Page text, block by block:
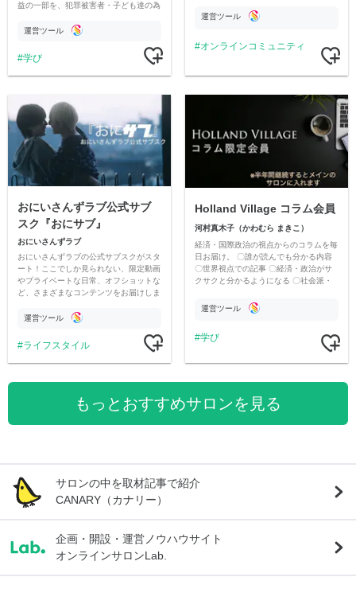
益の一部を、犯罪被害者・子ども達の為
す運営ツール
学び
運営ツール
オンラインコミュニティ
おにいさんずラブ公式サブ
スク『おにサブ』
おにいさんずラブ
おにいさんずラブの公式サブスクがスタ
ート！ここでしか見られない、限定動画
やプライベートな日常、オフショットな
ど、さまざまなコンテンツをお届けしま
運営ツール
ライフスタイル
Holland Village コラム会員
河村真木子（かわむら まきこ）
経済・国際政治の視点からのコラムを毎
日お届け。 〇誰が読んでも分かる内容
〇世界視点での記事 〇経済・政治がサ
クサクと分かるようになる 〇社会派・
運営ツール
学び
もっとおすすめサロンを見る
サロンの中を取材記事で紹介
CANARY（カナリー）
企画・開設・運営ノウハウサイト
オンラインサロンLab.